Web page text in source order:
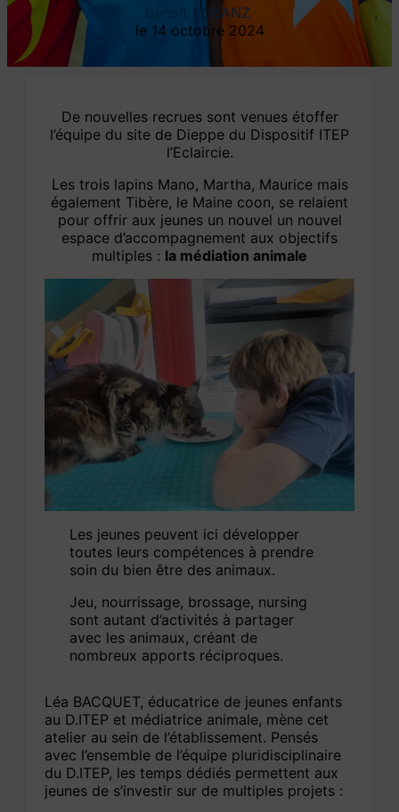
Benoît POBANZ
14 octobre 2024
De nouvelles recrues sont venues étoffer
l’équipe du site de Dieppe du Dispositif ITEP
l’Eclaircie.
Les trois lapins Mano, Martha, Maurice mais
également Tibère, le Maine coon, se relaient
pour offrir aux jeunes un nouvel un nouvel
espace d’accompagnement aux objectifs
multiples : la médiation animale
Les jeunes peuvent ici développer
toutes leurs compétences à prendre
soin du bien être des animaux.
Jeu, nourrissage, brossage, nursing
sont autant d’activités à partager
avec les animaux, créant de
nombreux apports réciproques.
Léa BACQUET, éducatrice de jeunes enfants
au D.ITEP et médiatrice animale, mène cet
atelier au sein de l’établissement. Pensés
avec l’ensemble de l’équipe pluridisciplinaire
du D.ITEP, les temps dédiés permettent aux
jeunes de s’investir sur de multiples projets :